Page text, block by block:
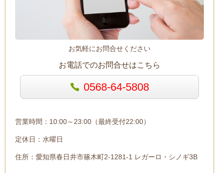
お気軽にお問合せください
お電話でのお問合せはこちら
0568-64-5808
営業時間：10:00～23:00（最終受付22:00）
定休日：水曜日
住所：愛知県春日井市篠木町2-1281-1 レガーロ・シノギ3B